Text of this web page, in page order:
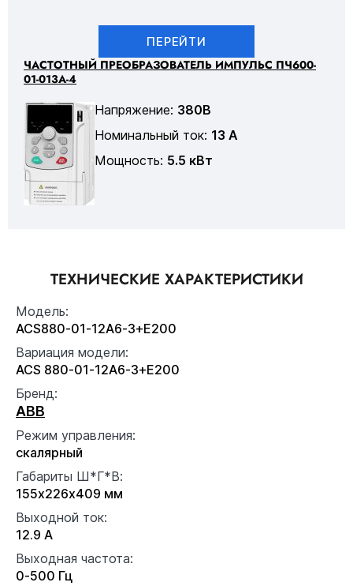
ПЕРЕЙТИ
ЧАСТОТНЫЙ ПРЕОБРАЗОВАТЕЛЬ ИМПУЛЬС ПЧ600-
01-013А-4
Напряжение: 380В
Номинальный ток: 13 А
Мощность: 5.5 кВт
ТЕХНИЧЕСКИЕ ХАРАКТЕРИСТИКИ
Модель:
ACS880-01-12A6-3+E200
Вариация модели:
ACS 880-01-12A6-3+E200
Бренд:
ABB
Режим управления:
скалярный
Габариты Ш*Г*В:
155x226x409 мм
Выходной ток:
12.9 А
Выходная частота:
0-500 Гц